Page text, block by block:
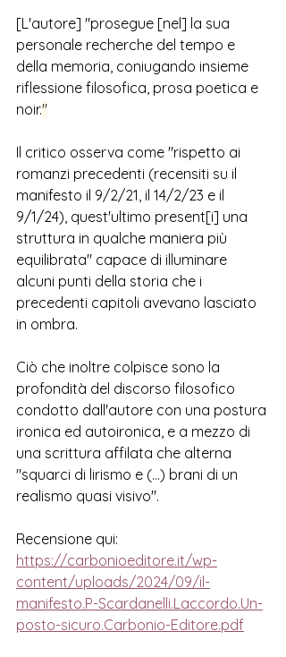
[L'autore] "prosegue [nel] la sua
personale recherche del tempo e
della memoria, coniugando insieme
riflessione filosofica, prosa poetica e
noir."
Il critico osserva come "rispetto ai
romanzi precedenti (recensiti su il
manifesto il 9/2/21, il 14/2/23 e il
9/1/24), quest'ultimo present[i] una
struttura in qualche maniera più
equilibrata" capace di illuminare
alcuni punti della storia che i
precedenti capitoli avevano lasciato
in ombra.
Ciò che inoltre colpisce sono la
profondità del discorso filosofico
condotto dall'autore con una postura
ironica ed autoironica, e a mezzo di
una scrittura affilata che alterna
"squarci di lirismo e (...) brani di un
realismo quasi visivo".
Recensione qui:
https://carbonioeditore.it/wp-
content/uploads/2024/09/il-
manifesto.P-Scardanelli.Laccordo.Un-
posto-sicuro.Carbonio-Editore.pdf